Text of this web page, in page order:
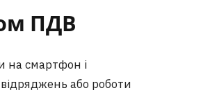
ПДВ
на смартфон і
або роботи